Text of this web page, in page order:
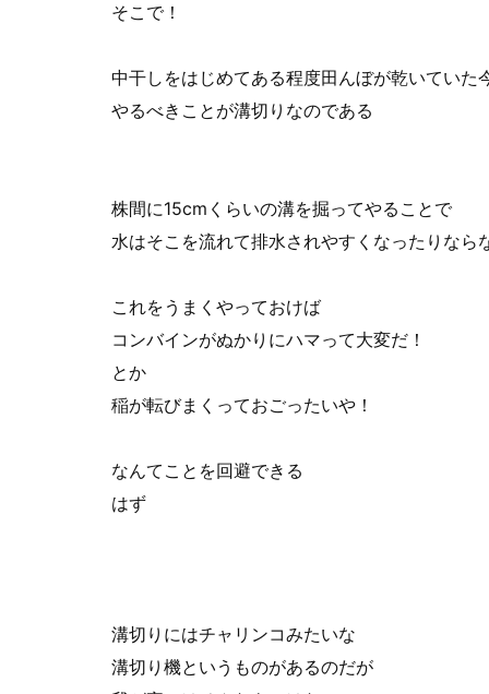
そこで！
中干しをはじめてある程度田んぼが乾いていた
やるべきことが溝切りなのである
株間に15cmくらいの溝を掘ってやることで
水はそこを流れて排水されやすくなったりなら
これをうまくやっておけば
コンバインがぬかりにハマって大変だ！
とか
稲が転びまくっておごったいや！
なんてことを回避できる
はず
溝切りにはチャリンコみたいな
溝切り機というものがあるのだが